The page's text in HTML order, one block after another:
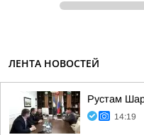
ЛЕНТА НОВОСТЕЙ
Рустам
14:19